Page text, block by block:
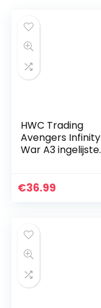
HWC Trading
Avengers Infinity
War A3 ingelijste
handtekening
€36.99